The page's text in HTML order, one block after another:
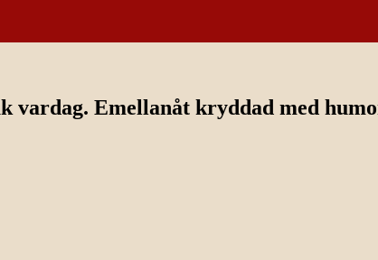
vardag. Emellanåt kryddad med